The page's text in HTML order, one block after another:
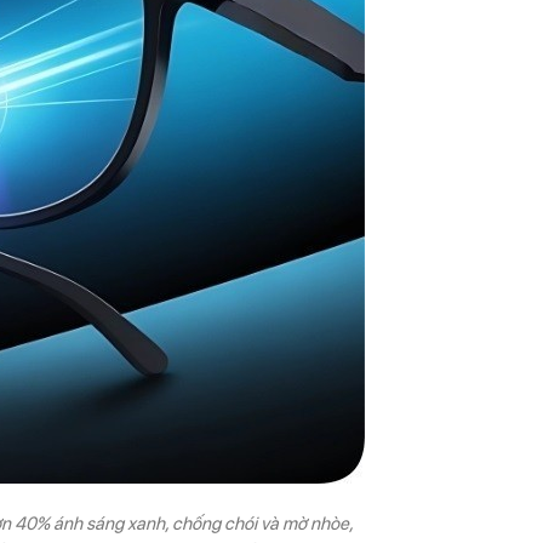
40% ánh sáng xanh, chống chói và mờ nhòe,